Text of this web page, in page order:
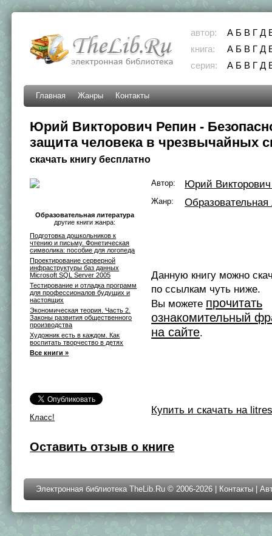
автор: А Б В Г Д
книга:
А Б В Г Д
серия:
А Б В Г Д
Главная Жанры Контакты
Юрий Викторович Репин -
защита человека в чрезвычайных
скачать книгу бесплатно
Образовательная литература
другие книги жанра:
Подготовка дошкольников к
чтению и письму. Фонетическая
символика: пособие для логопеда
Проектирование серверной
инфраструктуры баз данных
Microsoft SQL Server 2005
Тестирование и отладка программ
для профессионалов будущих и
настоящих
Экономическая теория. Часть 2.
Законы развития общественного
производства
Художник есть в каждом. Как
воспитать творчество в детях
Все книги »
Класс!
Автор: Юрий
Жанр: Образовательная
Данную книгу можно
по ссылкам чуть ниже.
Вы можете прочитать
ознакомительный
на сайте.
Купить и скачать на
Оставить отзыв о книге
Электронная библиотека TheLib.Ru © 2006-2026 | Контакты |